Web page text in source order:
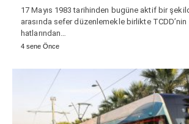
17 Mayıs 1983 tarihinden bugüne aktif bir
arasında sefer düzenlemekle birlikte TCDD’nin
hatlarından…
4 sene Önce